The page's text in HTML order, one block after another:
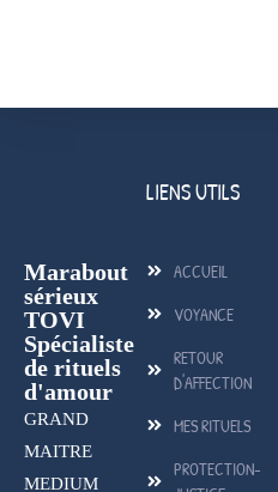
Marabout
sérieux
TOVI
Spécialiste
de rituels
d'amour
GRAND
MAITRE
MEDIUM
LIENS UTILS
ACCUEIL
VOYANCE
RETOUR
D'AFFECTION
MES RITUELS
PROTECTION-